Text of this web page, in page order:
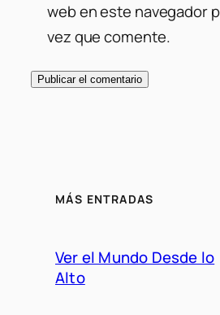
web en este navegador
vez que comente.
MÁS ENTRADAS
Ver el Mundo Desde lo
Alto